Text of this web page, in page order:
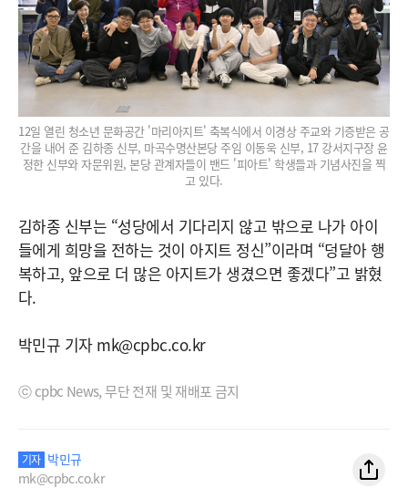
12일 열린 청소년 문화공간 '마리아지트' 축복식에서 이경상 주교와 기증받은 공
간을 내어 준 김하종 신부, 마곡수명산본당 주임 이동욱 신부, 17 강서지구장 윤
정한 신부와 자문위원, 본당 관계자들이 밴드 '피아트' 학생들과 기념사진을 찍
고 있다.
김하종 신부는 “성당에서 기다리지 않고 밖으로 나가 아이
들에게 희망을 전하는 것이 아지트 정신”이라며 “덩달아 행
복하고, 앞으로 더 많은 아지트가 생겼으면 좋겠다”고 밝혔
다.
박민규 기자 mk@cpbc.co.kr
ⓒ cpbc News, 무단 전재 및 재배포 금지
기자 박민규
mk@cpbc.co.kr